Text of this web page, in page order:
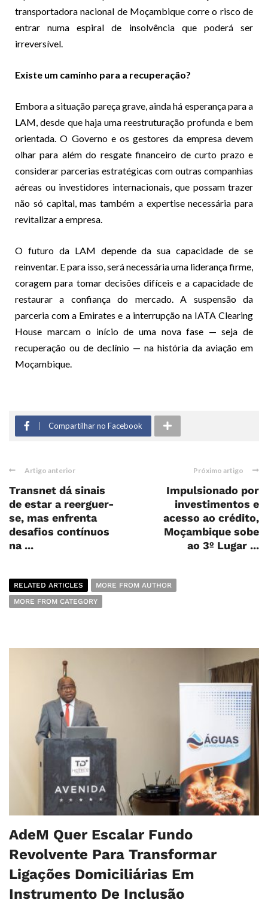
transportadora nacional de Moçambique corre o risco de
entrar numa espiral de insolvência que poderá ser
irreversível.
Existe um caminho para a recuperação?
Embora a situação pareça grave, ainda há esperança para a
LAM, desde que haja uma reestruturação profunda e bem
orientada. O Governo e os gestores da empresa devem
olhar para além do resgate financeiro de curto prazo e
considerar parcerias estratégicas com outras companhias
aéreas ou investidores internacionais, que possam trazer
não só capital, mas também a expertise necessária para
revitalizar a empresa.
O futuro da LAM depende da sua capacidade de se
reinventar. E para isso, será necessária uma liderança firme,
coragem para tomar decisões difíceis e a capacidade de
restaurar a confiança do mercado. A suspensão da
parceria com a Emirates e a interrupção na IATA Clearing
House marcam o início de uma nova fase — seja de
recuperação ou de declínio — na história da aviação em
Moçambique.
Compartilhar no Facebook
Artigo anterior
Transnet dá sinais
de estar a reerguer-
se, mas enfrenta
desafios contínuos
na ...
Próximo artigo
Impulsionado por
investimentos e
acesso ao crédito,
Moçambique sobe
ao 3º Lugar ...
RELATED ARTICLES
MORE FROM AUTHOR
MORE FROM CATEGORY
AdeM Quer Escalar Fundo
Revolvente Para Transformar
Ligações Domiciliárias Em
Instrumento De Inclusão